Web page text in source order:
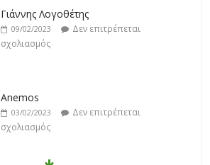
09/02/2023
Δεν επιτρέπεται
σχολιασμός
03/02/2023
σχολιασμός